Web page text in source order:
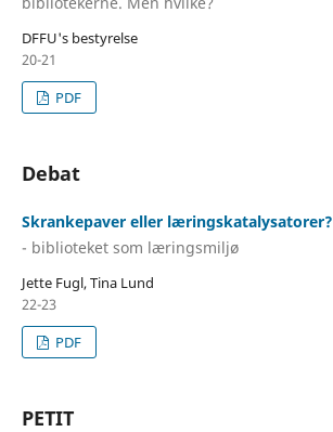
DFFU's bestyrelse
20-21
PDF
Debat
Skrankepaver eller læringskatalysatorer?
- biblioteket som læringsmiljø
Jette Fugl, Tina Lund
22-23
PDF
PETIT